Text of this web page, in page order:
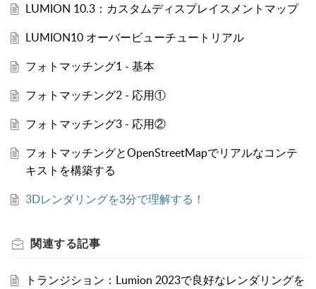
LUMION 10.3：カスタムディスプレイスメントマップ
LUMION10 オーバービューチュートリアル
フォトマッチング1 - 基本
フォトマッチング2 - 応用①
フォトマッチング3 - 応用②
フォトマッチングとOpenStreetMapでリアルなコンテ
キストを構築する
3Dレンダリングを3分で理解する！
関連する記事
トランジション：Lumion 2023で良好なレンダリングを